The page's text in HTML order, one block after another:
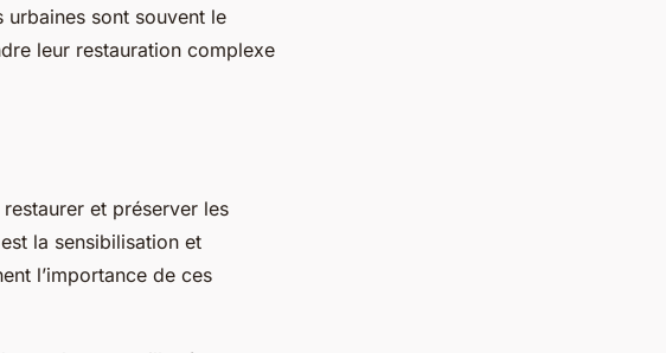
sont souvent le
leur restauration complexe
et préserver les
la sensibilisation et
l’importance de ces